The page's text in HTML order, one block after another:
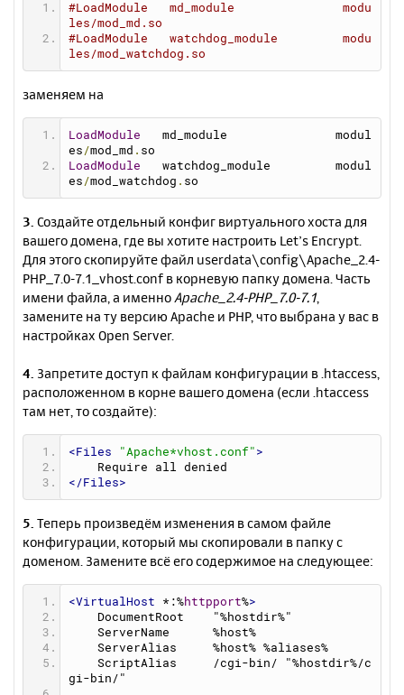
#LoadModule   md_module               modu
les/mod_md.so
#LoadModule   watchdog_module         modu
les/mod_watchdog.so
заменяем на
LoadModule
   md_module               modul
es /mod_md . so
LoadModule
   watchdog_module         modul
es /mod_watchdog . so
3. Создайте отдельный конфиг виртуального хоста для
вашего домена, где вы хотите настроить Let’s Encrypt.
Для этого скопируйте файл userdata\config\Apache_2.4-
PHP_7.0-7.1_vhost.conf в корневую папку домена. Часть
имени файла, а именноApache_2.4-PHP_7.0-7.1,
замените на ту версию Apache и PHP, что выбрана у вас в
настройках Open Server.
4. Запретите доступ к файлам конфигурации в .htaccess,
расположенном в корне вашего домена (если .htaccess
там нет, то создайте):
<Files "Apache*vhost.conf" >
    Require all denied
</Files>
5. Теперь произведём изменения в самом файле
конфигурации, который мы скопировали в папку с
доменом. Замените всё его содержимое на следующее:
<VirtualHost *:%httpport%>
    DocumentRoot    "%hostdir%"
    ServerName      %host%
    ServerAlias     %host% %aliases%
gi-bin/"